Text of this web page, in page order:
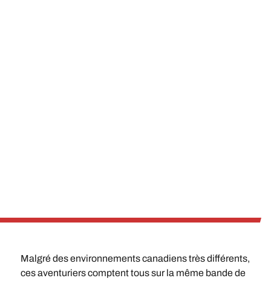
Malgré des environnements canadiens très différents,
ces aventuriers comptent tous sur la même bande de